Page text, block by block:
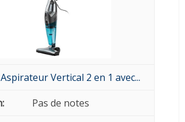
Vertical 2 en 1 avec...
Pas de notes